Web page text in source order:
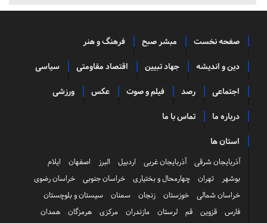
صفحه نخست مبشر صبح فرهنگ و هنر
دین و اندیشه جهاد تبیین اقتصاد مقاومتی سیاسی
اجتماعی رصد فیلم و صوت عکس ورزشی
درباره ما تماس با ما
استان ها
آذربایجان شرقی آذربایجان غربی اردبیل البرز اصفهان
ایلام
بوشهر
تهران چهارمحال و بختیاری خراسان جنوبی
خراسان رضوی
خراسان شمالی
خوزستان زنجان سمنان
سیستان و بلوچستان
فارس
قزوین قم لرستان مازندران مرکزی هرمزگان همدان